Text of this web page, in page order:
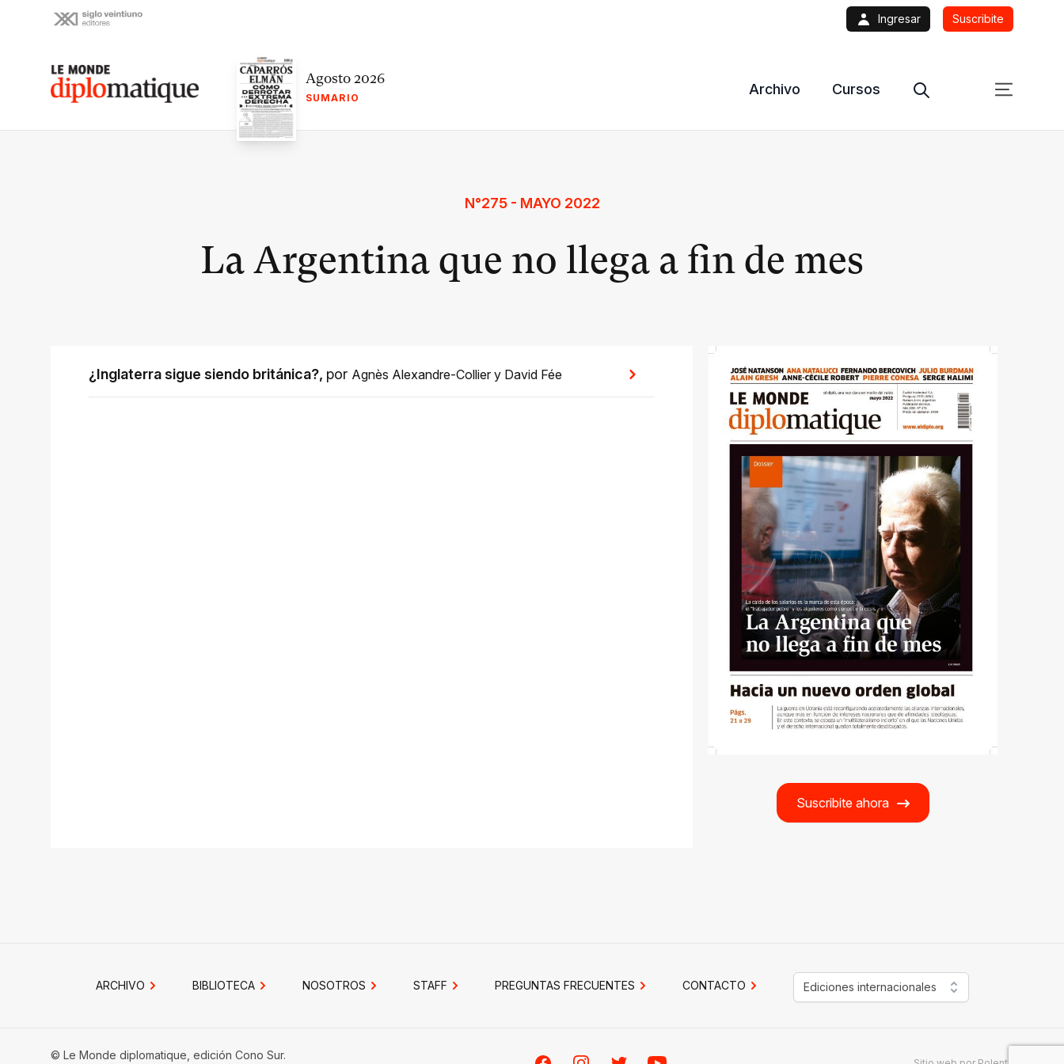
Ingresar Suscribite
Le monde diplomatique Agosto 2026
SUMARIO
Archivo Cursos
N°275 - MAYO 2022
La Argentina que no llega a fin de mes
Suscribite ahora
¿Inglaterra sigue siendo británica?, por Agnès Alexandre-Collier y David Fée
ARCHIVO BIBLIOTECA NOSOTROS STAFF PREGUNTAS FRECUENTES CONTACTO Ediciones internacionales
© Le Monde diplomatique, edición Cono Sur.